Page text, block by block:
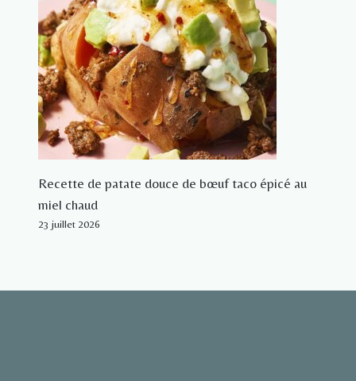
Recette de patate douce de bœuf taco épicé au
miel chaud
23 juillet 2026